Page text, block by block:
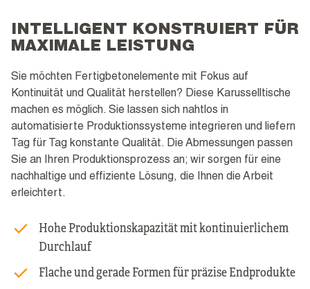
INTELLIGENT KONSTRUIERT FÜR
MAXIMALE LEISTUNG
Sie möchten Fertigbetonelemente mit Fokus auf
Kontinuität und Qualität herstellen? Diese Karusselltische
machen es möglich. Sie lassen sich nahtlos in
automatisierte Produktionssysteme integrieren und liefern
Tag für Tag konstante Qualität. Die Abmessungen passen
Sie an Ihren Produktionsprozess an; wir sorgen für eine
nachhaltige und effiziente Lösung, die Ihnen die Arbeit
erleichtert.
Hohe Produktionskapazität mit kontinuierlichem
Durchlauf
Flache und gerade Formen für präzise Endprodukte